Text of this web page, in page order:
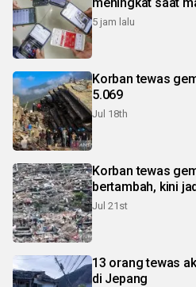
5 jam lalu
Korban tewas
5.069
Jul 18th
Korban tewas
bertambah, kini
Jul 21st
13 orang tewas
di Jepang